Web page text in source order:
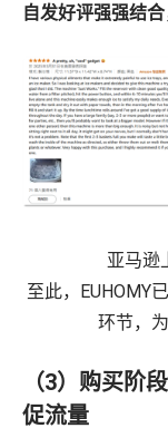
自发好评强强结合
亚马逊
至此，EUHOMY
环节，
（3）购买阶段
促流量